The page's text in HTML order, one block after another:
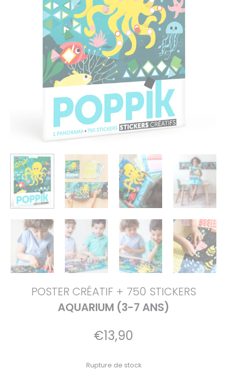
POSTER CRÉATIF + 750 STICKERS
AQUARIUM (3-7 ANS)
€13,90
Rupture de stock